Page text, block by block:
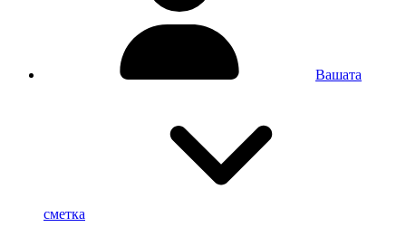
Вашата
сметка